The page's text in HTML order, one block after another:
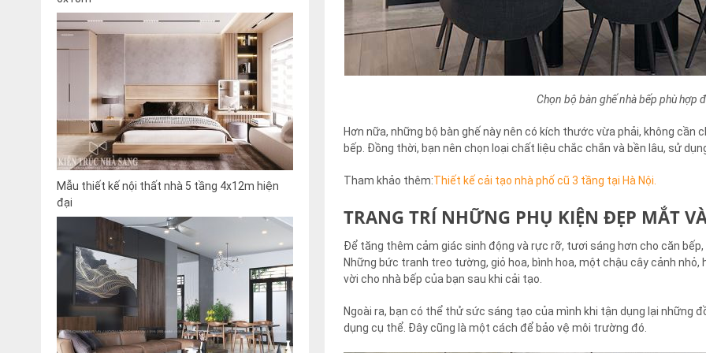
Chọn bộ bàn ghế nhà bếp phù hợp
Hơn nữa, những bộ bàn ghế này nên có kích thước vừa phải, không
bếp. Đồng thời, bạn nên chọn loại chất liệu chắc chắn và bền lâu, sử
Tham khảo thêm:Thiết kế cải tạo nhà phố cũ 3 tầng tại Hà Nội.
TRANG TRÍ NHỮNG PHỤ KIỆN ĐẸP MẮT
Để tăng thêm cảm giác sinh động và rực rỡ, tươi sáng hơn cho căn
Những bức tranh treo tường, giỏ hoa, bình hoa, một chậu cây cảnh
vời cho nhà bếp của bạn sau khi cải tạo.
Ngoài ra, bạn có thể thử sức sáng tạo của mình khi tận dụng lại những
dụng cụ thể. Đây cũng là một cách để bảo vệ môi trường đó.
Mẫu thiết kế nội thất nhà 5 tầng 4x12m hiện
đại